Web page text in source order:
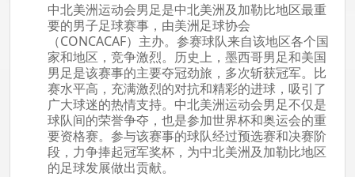
中北美洲运动会男足是中北美洲及加勒比地区最重
要的男子足球赛事，由美洲足球协会
（CONCACAF）主办。参赛球队来自该地区各个国
家和地区，竞争激烈。历史上，墨西哥男足和美国
男足是该赛事的主要夺冠劲旅，多次斩获冠军。比
赛水平高，充满激烈的对抗和精彩的进球，吸引了
广大球迷的热情支持。中北美洲运动会男足不仅是
球队间的荣誉争夺，也是参加世界杯和奥运会的重
要资格赛。参与该赛事的球队经过预选赛和决赛阶
段，力争捧起冠军奖杯，为中北美洲及加勒比地区
的足球发展做出贡献。